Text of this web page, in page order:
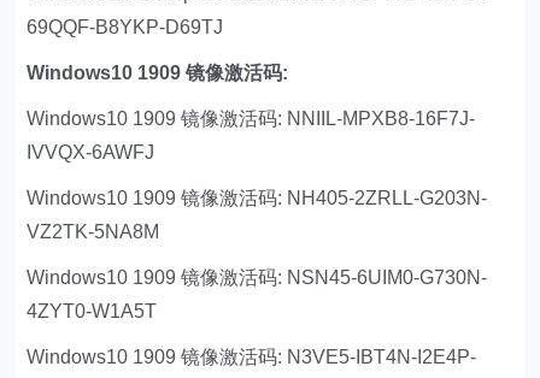
69QQF-B8YKP-D69TJ
Windows10 1909 镜像激活码:
Windows10 1909 镜像激活码: NNIIL-MPXB8-16F7J-
IVVQX-6AWFJ
Windows10 1909 镜像激活码: NH405-2ZRLL-G203N-
VZ2TK-5NA8M
Windows10 1909 镜像激活码: NSN45-6UIM0-G730N-
4ZYT0-W1A5T
Windows10 1909 镜像激活码: N3VE5-IBT4N-I2E4P-